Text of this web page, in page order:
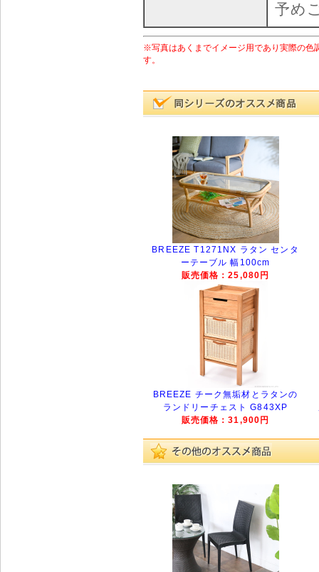
予め
※写真はあくまでイメージ用であり実際の色
す。
BREEZE T1271NX ラタン センタ
ーテーブル 幅100cm
販売価格：25,080円
BREEZE チーク無垢材とラタンの
ランドリーチェスト G843XP
販売価格：31,900円